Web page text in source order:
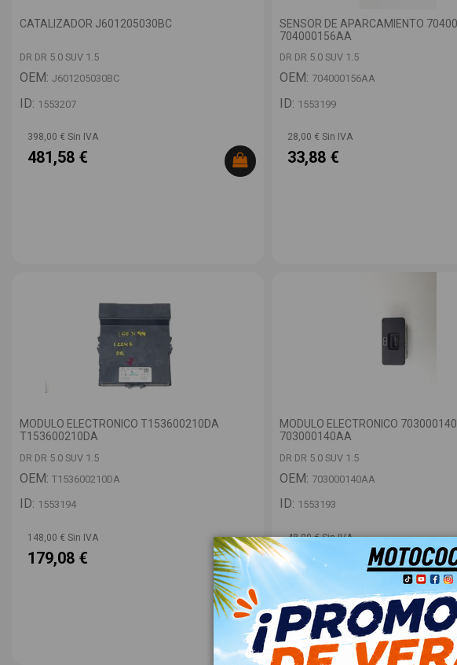
CATALIZADOR J601205030BC
DR DR 5.0 SUV 1.5
OEM: J601205030BC
ID: 1553207
398,00 € Sin IVA
481,58 €
SENSOR DE APARCAMIENTO
704000156AA
DR DR 5.0 SUV 1.5
OEM: 704000156AA
ID: 1553199
28,00 € Sin IVA
33,88 €
MODULO ELECTRONICO T153600210DA
T153600210DA
DR DR 5.0 SUV 1.5
OEM: T153600210DA
ID: 1553194
148,00 € Sin IVA
179,08 €
MODULO ELECTRONICO
703000140AA
DR DR 5.0 SUV 1.5
OEM: 703000140AA
ID: 1553193
48,00 € Sin IVA
58,08 €